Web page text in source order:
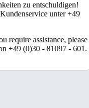
zu entschuldigen!
unter +49
require assistance, please
+49 (0)30 - 81097 - 601.